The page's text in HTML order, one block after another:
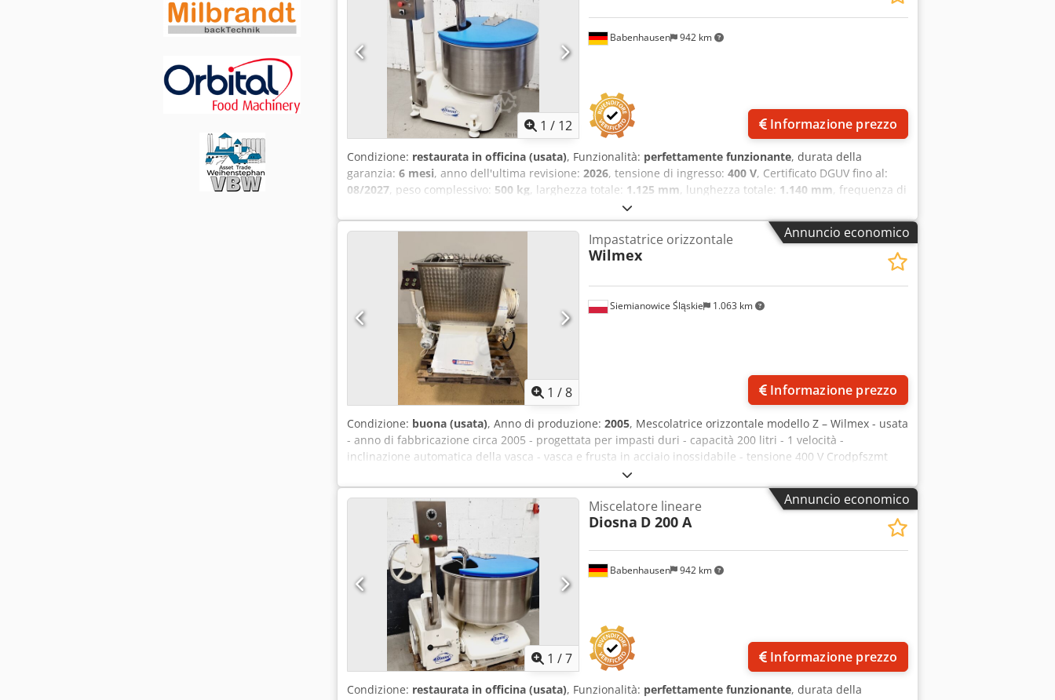
1 / 12
Babenhausen 942 km
Informazione prezzo
Condizione: restaurata in officina (usata), Funzionalità: perfettamente funzionante, durata della
garanzia: 6 mesi, anno dell'ultima revisione: 2026, tensione di ingresso: 400 V, Certificato DGUV fino al:
08/2027, peso complessivo: 500 kg, larghezza totale: 1.125 mm, lunghezza totale: 1.140 mm, frequenza di
, tipo di corrente in ingresso:
Plus Impastatrice Diosna, modello TOP: D 200 Plus Tecnologia robusta Crsdpey U Tu Rofx Altjf Vaschetta e
braccio impastatore in acciaio inossidabile 2 velocità, 1 timer Coperchio per la raccolta della farina
Macchina mobile Disponibile solo presso di noi, con certificazione DGUV V3 Alimentazione: 400 V, spina
CEE 16A Dimensioni: 1125 x 1140 x 1310/2050 mm (L x P x A) Macchina usata, revisionata e controllata da
SAB Visitate la nostra grande esposizione di impastatrici!
Annuncio economico
1 /8
Siemianowice Śląskie 1.063 km
Impastatrice orizzontale
Wilmex
Informazione prezzo
Condizione: buona (usata), Anno di produzione: 2005, Mescolatrice orizzontale modello Z – Wilmex - usata
- anno di fabbricazione circa 2005 - progettata per impasti duri - capacità 200 litri - 1 velocità -
inclinazione automatica della vasca - vasca e frusta in acciaio inossidabile - tensione 400 V Crodpfszmt
Tujx Altef - potenza del motore circa 10 kW - macchina prodotta industrialmente - controllata dal punto di
vista tecnico - ritiro presso il magazzino/opzione di spedizione - prezzo su richiesta
Annuncio economico
1 /7
Babenhausen 942 km
Miscelatore lineare
Diosna D 200 A
Informazione prezzo
Condizione: restaurata in officina (usata), Funzionalità: perfettamente funzionante, durata della